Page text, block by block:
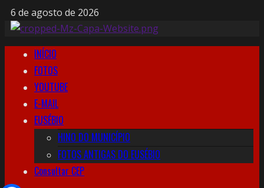
6 de agosto de 2026
INÍCIO
FOTOS
YOUTUBE
E-MAIL
EUSÉBIO
HINO DO MUNICÍPIO
FOTOS ANTIGAS DO EUSÉBIO
Consultar CEP